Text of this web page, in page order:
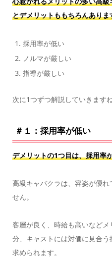
とデメリットももちろんありま
採用率が低い
ノルマが厳しい
指導が厳しい
次に1つずつ解説していきますね
＃１：採用率が低い
デメリットの1つ目は、採用率
高級キャバクラは、容姿が優
せん。
客層が良く、時給も高いなど
分、キャストには対価に見合
求められます。